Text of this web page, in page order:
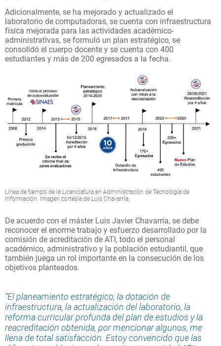
Adicionalmente, se ha mejorado y actualizado el
laboratorio de computadoras, se cuenta con infraestructura
física mejorada para las actividades académico-
administrativas, se formuló un plan estratégico, se
consolidó el cuerpo docente y se cuenta con 400
estudiantes y más de 200 egresados a la fecha.
Línea de tiempo de la Licenciatura en Administración de Tecnología de
Información. Imagen cortesía de Luis Chavarría.
De acuerdo con el máster Luis Javier Chavarría, se debe
reconocer el enorme trabajo y esfuerzo desarrollado por la
comisión de acreditación de ATI, todo el personal
académico, administrativo y la población estudiantil, que
también juega un rol importante en la consecución de los
objetivos planteados.
“El planeamiento estratégico, la dotación de
infraestructura, la actualización del laboratorio, la
reforma curricular profunda del plan de estudios y la
reacreditación obtenida, por mencionar algunos, me
llena de total satisfacción. Estoy convencido que las